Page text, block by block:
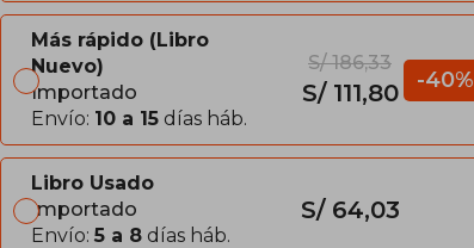
Más rápido
Libro
Nuevo
Importado
Envío: 10 a 15 días háb.
S/ 186,33
S/ 111,80 -40%
Libro Usado
Importado
Envío: 5 a 8 días háb.
S/ 64,03